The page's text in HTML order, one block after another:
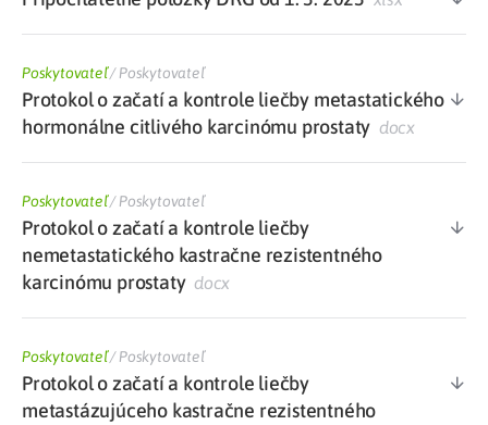
Poskytovateľ/Poskytovateľ
Protokol o začatí a kontrole liečby metastatického
hormonálne citlivého karcinómu prostaty docx
Poskytovateľ/Poskytovateľ
Protokol o začatí a kontrole liečby
nemetastatického kastračne rezistentného
karcinómu prostatydocx
Poskytovateľ/Poskytovateľ
Protokol o začatí a kontrole liečby
metastázujúceho kastračne rezistentného